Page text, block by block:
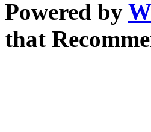
Powered by
that